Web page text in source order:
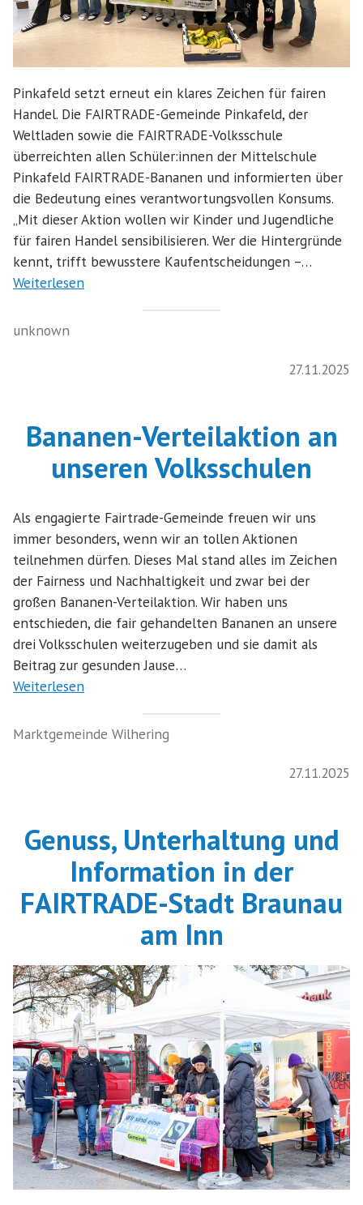
Pinkafeld setzt erneut ein klares Zeichen für fairen
Handel. Die FAIRTRADE-Gemeinde Pinkafeld, der
Weltladen sowie die FAIRTRADE-Volksschule
überreichten allen Schüler:innen der Mittelschule
Pinkafeld FAIRTRADE-Bananen und informierten über
die Bedeutung eines verantwortungsvollen Konsums.
„Mit dieser Aktion wollen wir Kinder und Jugendliche
für fairen Handel sensibilisieren. Wer die Hintergründe
kennt, trifft bewusstere Kaufentscheidungen –…
Weiterlesen
unknown
27.11.2025
Bananen-Verteilaktion an
unseren Volksschulen
Als engagierte Fairtrade-Gemeinde freuen wir uns
immer besonders, wenn wir an tollen Aktionen
teilnehmen dürfen. Dieses Mal stand alles im Zeichen
der Fairness und Nachhaltigkeit und zwar bei der
großen Bananen-Verteilaktion. Wir haben uns
entschieden, die fair gehandelten Bananen an unsere
drei Volksschulen weiterzugeben und sie damit als
Beitrag zur gesunden Jause…
Weiterlesen
Marktgemeinde Wilhering
27.11.2025
Genuss, Unterhaltung und
Information in der
FAIRTRADE-Stadt Braunau
am Inn